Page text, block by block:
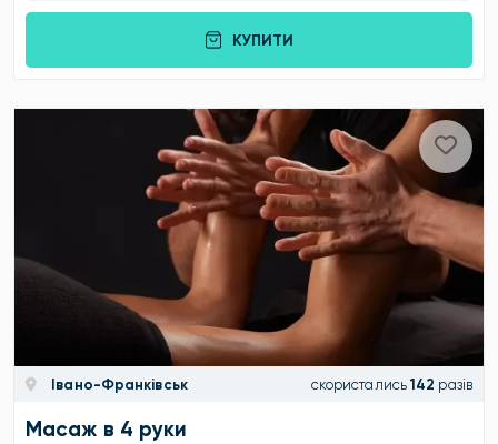
КУПИТИ
Івано-Франківськ скористались 142 разів
Масаж в 4 руки